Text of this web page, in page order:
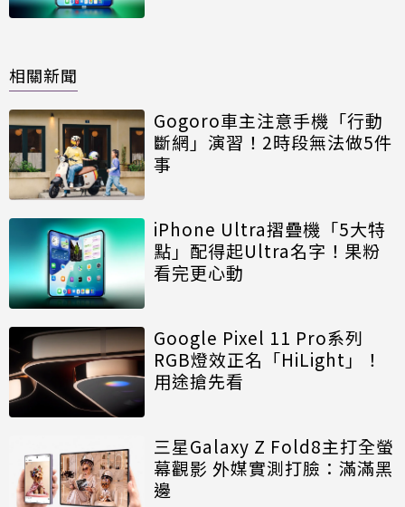
相關新聞
Gogoro車主注意手機「行動
斷網」演習！2時段無法做5件
事
iPhone Ultra摺疊機「5大特
點」配得起Ultra名字！果粉
看完更心動
Google Pixel 11 Pro系列
RGB燈效正名「HiLight」！
用途搶先看
三星Galaxy Z Fold8主打全螢
幕觀影 外媒實測打臉：滿滿黑
邊